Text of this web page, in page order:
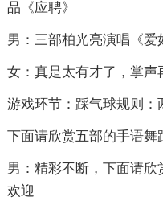
品《应聘》
男：三部柏光亮演唱《爱
女：真是太有才了，掌声
游戏环节：踩气球规则：
下面请欣赏五部的手语舞
男：精彩不断，下面请
欢迎